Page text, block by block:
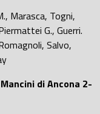
Marasca, Togni,
G., Guerri.
Salvo,
di Ancona 2-